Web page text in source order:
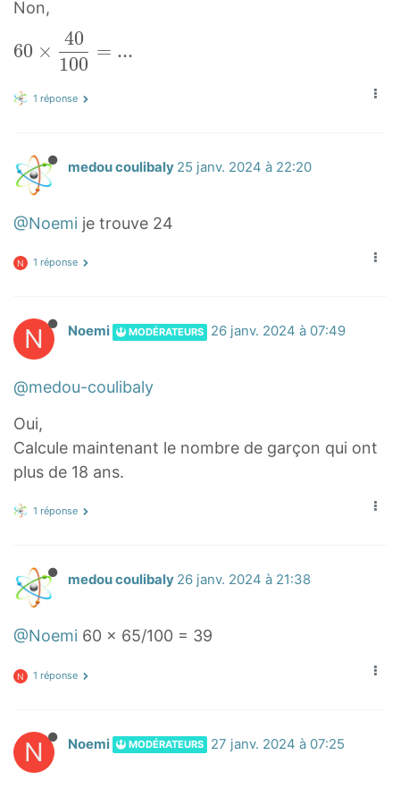
Non,
6
×
4
1
0
=
.
.
6
0
t
i
m
s
\
r
a
c
{
4
{
1
60 ×
100
40
= ...
1 réponse
medou coulibaly 25 janv. 2024 à 22:20
@Noemi je trouve 24
N 1 réponse
N Noemi MODÉRATEURS 26 janv. 2024 à 07:49
@medou-coulibaly
Oui,
Calcule maintenant le nombre de garçon qui ont
plus de 18 ans.
1 réponse
medou coulibaly 26 janv. 2024 à 21:38
@Noemi 60 × 65/100 = 39
N 1 réponse
N Noemi MODÉRATEURS 27 janv. 2024 à 07:25